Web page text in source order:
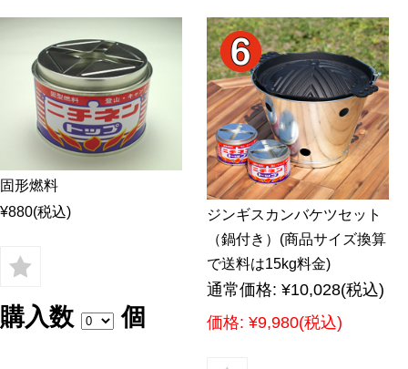
ラムショートロイン
ラムテンダーロイン
ラムTボーンステーキ
ジン
ジン
火鍋
地ビ
固形燃料
¥880(税込)
購入数 個
ジンギスカンバケツセット
（鍋付き）(商品サイズ換算
で送料は15kg料金)
通常価格: ¥10,028(税込)
価格: ¥9,980(税込)